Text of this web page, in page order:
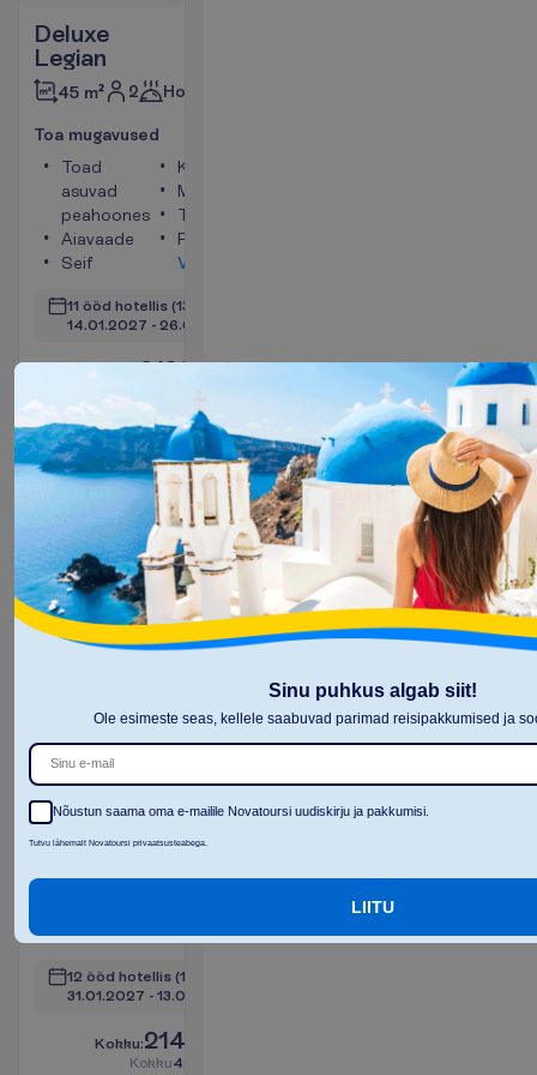
Deluxe
Legian
45 m² 2 Hommikusöök
Toa mugavused
Toad
asuvad
peahoones
Aiavaade
Seif
Konditsioneer
Minikülmik
Telefon
Föön
V
11 ööd hotellis (13 ööd kokku)
14.01.2027 - 26.01.2027
K 2139.00
4278.00
Le nnuin fo
Br on e ri
Legian
45 m²
Toa mug avuse d
Toad
Seif
Konditsioneer
Vaata
12 ööd hotellis (14 ööd kokku)
31.01.2027 - 13.02.2027
Kokku:2145.00
Kokku4290.00
Sinu puhkus algab siit!
Ole esimeste seas, kellele saabuvad parimad reisipakkumised ja
Nõustun saama oma e-mailile Novatoursi uudiskirju ja pakkumisi.
Tutvu lähemalt Novatoursi privaatsusteabega.
LIITU